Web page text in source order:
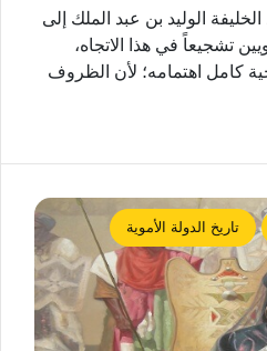
الوليد بن عبد الملك إلى
تشجيعاً في هذا الاتجاه،
كامل اهتمامه؛ لأن الظروف
تاريخ الدولة الأموية